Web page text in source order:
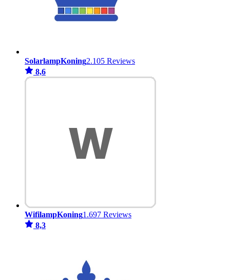
SolarlampKoning2.105 Reviews
8,6
WifilampKoning1.697 Reviews
8,3